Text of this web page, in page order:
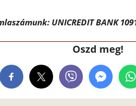
UNICREDIT BANK
Oszd meg!